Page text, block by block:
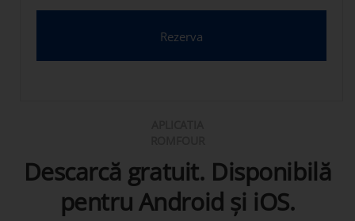
Descarcă gratuit. Disponibilă
pentru Android şi iOS.